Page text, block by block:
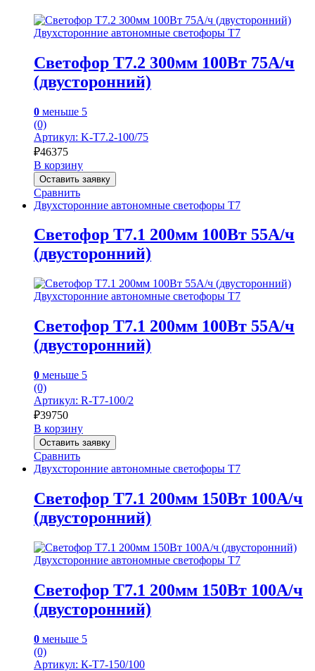
Двухсторонние автономные светофоры Т7
Светофор Т7.2 300мм 100Вт 75А/ч
(двусторонний)
0 меньше 5
(0)
Артикул: K-Т7.2-100/75
₽46375
В корзину
Оставить заявку
Сравнить
Двухсторонние автономные светофоры Т7
Светофор Т7.1 200мм 100Вт 55А/ч
(двусторонний)
Двухсторонние автономные светофоры Т7
Светофор Т7.1 200мм 100Вт 55А/ч
(двусторонний)
0 меньше 5
(0)
Артикул: R-Т7-100/2
₽39750
В корзину
Оставить заявку
Сравнить
Двухсторонние автономные светофоры Т7
Светофор Т7.1 200мм 150Вт 100А/ч
(двусторонний)
Двухсторонние автономные светофоры Т7
Светофор Т7.1 200мм 150Вт 100А/ч
(двусторонний)
0 меньше 5
(0)
Артикул: К-Т7-150/100